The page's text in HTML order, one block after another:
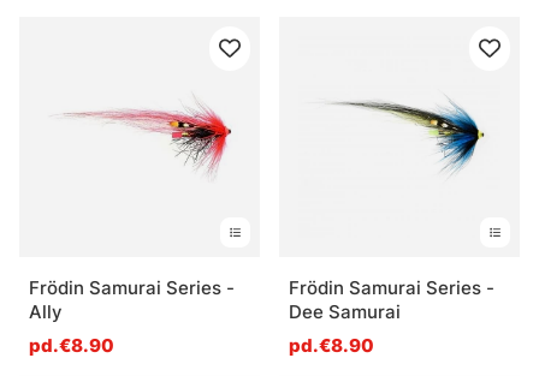
Frödin Samurai Series -
Ally
pd.€8.90
Frödin Samurai Series -
Dee Samurai
pd.€8.90